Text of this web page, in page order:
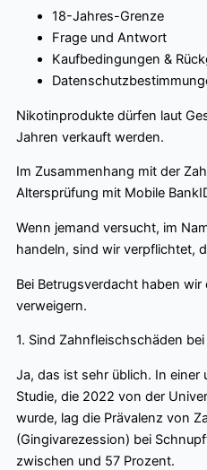
18-Jahres-Grenze
Frage und Antwort
Kaufbedingungen &
Nikotinprodukte dürfen laut
Jahren verkauft werden.
Im Zusammenhang mit der
Altersprüfung mit Mobile
Wenn jemand versucht, im
handeln, sind wir verpflichtet,
Bei Betrugsverdacht haben
verweigern.
1. Sind Zahnfleischschäden
Ja, das ist sehr üblich. In
Studie, die 2022 von der
wurde, lag die Prävalenz von
(Gingivarezession) bei
zwischen und 57 Prozent.